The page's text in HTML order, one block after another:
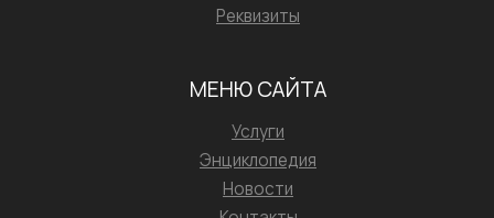
Реквизиты
МЕНЮ САЙТА
Услуги
Энциклопедия
Новости